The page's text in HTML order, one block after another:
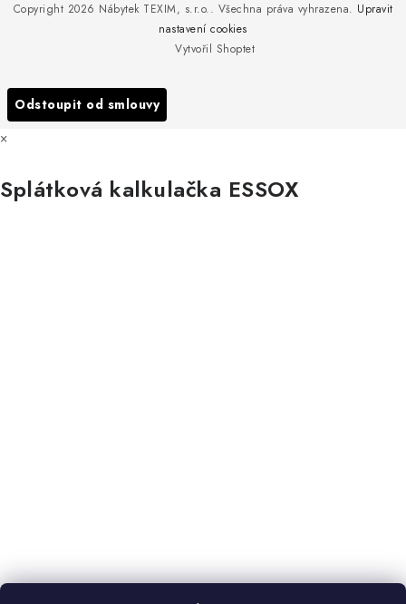
Doprava nábytku k Vám
Reklamace
Nákup na splátky ESSOX
to!
Nakupujte zahradní nábytek i v zimě
Podzimní očista a úklid zahradního nábytku
Vytvořil Shoptet
Copyright 2026 Nábytek TEXIM, s.r.o.. Všechna práva vyhrazena. Upravit
nastavení cookies
Odstoupit od smlouvy
×
Splátková kalkulačka ESSOX